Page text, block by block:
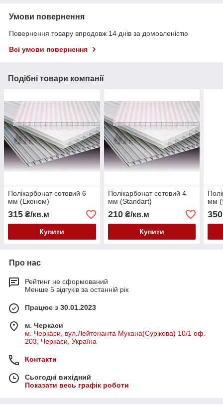
Умови повернення
Повернення товару впродовж 14 днів за домовленістю
Всі умови повернення
Подібні товари компанії
Полікарбонат сотовий 6
мм (Економ)
315 ₴/кв.м
Купити
Полікарбонат сотовий 4
мм (Standart)
210₴/кв.м
Купити
мм
350
Про нас
Рейтинг не сформований
Менше 5 відгуків за останній рік
Працює з 30.01.2023
м. Черкаси
м. Черкаси, вул.Лейтенанта Мукана(Сурікова) 10/1 оф.
203, Черкаси, Україна
Контакти
Сьогодні вихідний
Показати весь графік роботи